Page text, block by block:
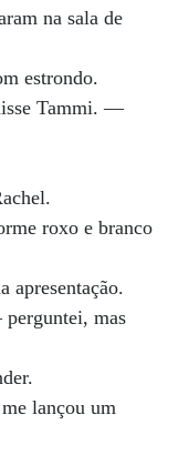
na sala de
estrondo.
Tammi. —
roxo e branco
apresentação.
mas
lançou um